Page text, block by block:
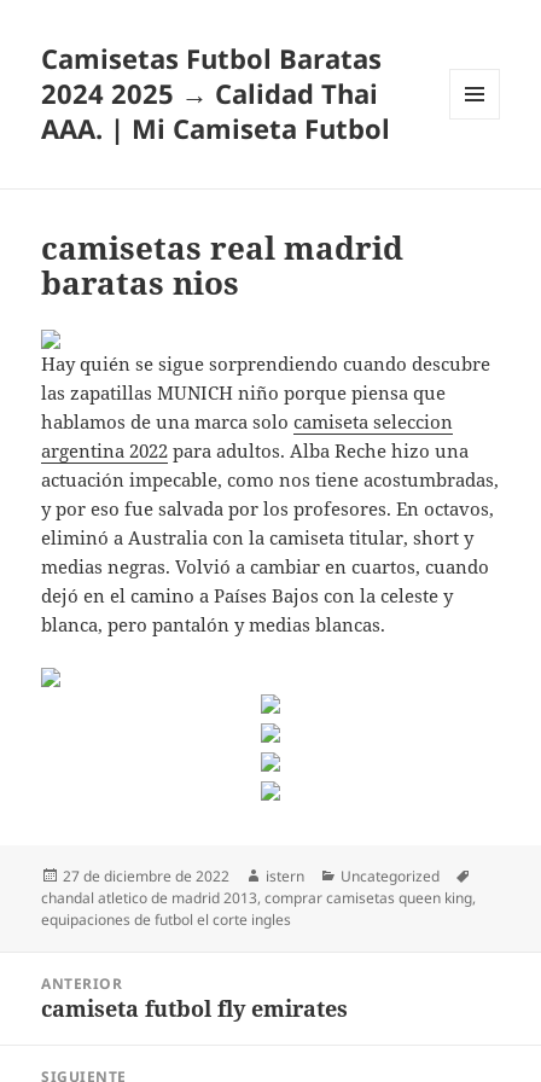
Camisetas Futbol Baratas
2024 2025 → Calidad Thai
AAA. | Mi Camiseta Futbol
camisetas real madrid
baratas nios
Hay quién se sigue sorprendiendo cuando descubre
las zapatillas MUNICH niño porque piensa que
hablamos de una marca solocamiseta seleccion
argentina 2022 para adultos. Alba Reche hizo una
actuación impecable, como nos tiene acostumbradas,
y por eso fue salvada por los profesores. En octavos,
eliminó a Australia con la camiseta titular, short y
medias negras. Volvió a cambiar en cuartos, cuando
dejó en el camino a Países Bajos con la celeste y
blanca, pero pantalón y medias blancas.
Publicado
el
27 de diciembre de 2022 Autor
istern Categorías
Uncategorized
chandal atletico de madrid 2013,comprar camisetas queen king,
equipaciones de futbol el corte ingles
entradas
ANTERIOR
Entrada
camiseta futbol fly emirates
SIGUIENTE